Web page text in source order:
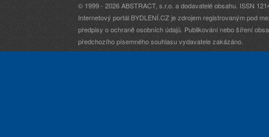
© 1999 - 2026 ABSTRACT, s.r.o. a dodavatelé obsahu. ISSN
Internetový portál BYDLENÍ.CZ je zdrojem registrovaným pod
předpisy o ochraně osobních údajů. Publikování nebo šíření
předchozího písemného souhlasu vydavatele zakázáno.